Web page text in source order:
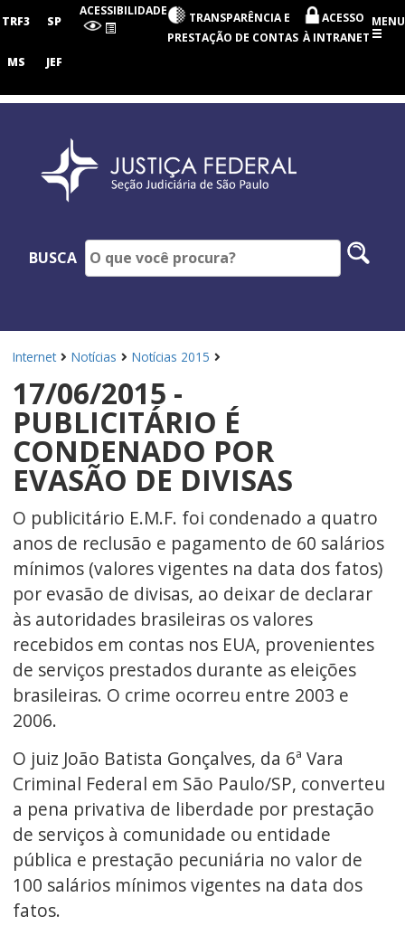
Judiciária
Paulo
TRF3 SP
MS JEF
ACESSIBILIDADE
TRANSPARÊNCIA E
PRESTAÇÃO DE CONTAS
ACESSO
À INTRANET
MENU
BUSCA
Internet Notícias Notícias 2015
17/06/2015 -
PUBLICITÁRIO É
CONDENADO POR
EVASÃO DE DIVISAS
O publicitário E.M.F. foi condenado a quatro
anos de reclusão e pagamento de 60 salários
mínimos (valores vigentes na data dos fatos)
por evasão de divisas, ao deixar de declarar
às autoridades brasileiras os valores
recebidos em contas nos EUA, provenientes
de serviços prestados durante as eleições
brasileiras. O crime ocorreu entre 2003 e
2006.
O juiz João Batista Gonçalves, da 6ª Vara
Criminal Federal em São Paulo/SP, converteu
a pena privativa de liberdade por prestação
de serviços à comunidade ou entidade
pública e prestação pecuniária no valor de
100 salários mínimos vigentes na data dos
fatos.